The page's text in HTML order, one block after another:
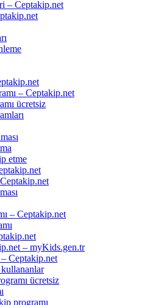
– Ceptakip.net
– Ceptakip.net
ücretsiz
etme
– Ceptakip.net
– myKids.gen.tr
Ceptakip.net
ücretsiz
programı